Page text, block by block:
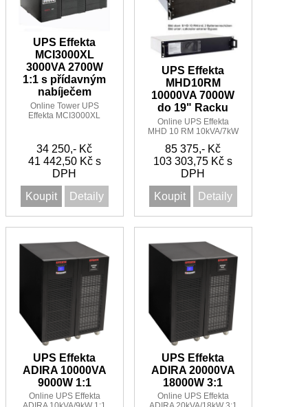
UPS Effekta
MCI3000XL
3000VA 2700W
1:1 s přídavným
nabíječem
Online Tower UPS
Effekta MCI3000XL
nabíječem
34 250,- Kč
41 442,50 Kč s
DPH
Koupit
Detaily
UPS Effekta
MHD10RM
10000VA 7000W
do 19" Racku
Online UPS Effekta
MHD 10 RM 10kVA/7kW
85 375,- Kč
103 303,75 Kč s
DPH
Koupit
Detaily
UPS Effekta
ADIRA 10000VA
9000W 1:1
Online UPS Effekta
UPS Effekta
ADIRA 20000VA
18000W 3:1
Online UPS Effekta